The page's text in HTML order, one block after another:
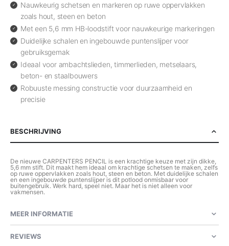
Nauwkeurig schetsen en markeren op ruwe oppervlakken
zoals hout, steen en beton
Met een 5,6 mm HB-loodstift voor nauwkeurige markeringen
Duidelijke schalen en ingebouwde puntenslijper voor
gebruiksgemak
Ideaal voor ambachtslieden, timmerlieden, metselaars,
beton- en staalbouwers
Robuuste messing constructie voor duurzaamheid en
precisie
BESCHRIJVING
De nieuwe CARPENTERS PENCIL is een krachtige keuze met zijn dikke,
5,6 mm stift. Dit maakt hem ideaal om krachtige schetsen te maken, zelfs
op ruwe oppervlakken zoals hout, steen en beton. Met duidelijke schalen
en een ingebouwde puntenslijper is dit potlood onmisbaar voor
buitengebruik. Werk hard, speel niet. Maar het is niet alleen voor
vakmensen.
MEER INFORMATIE
REVIEWS